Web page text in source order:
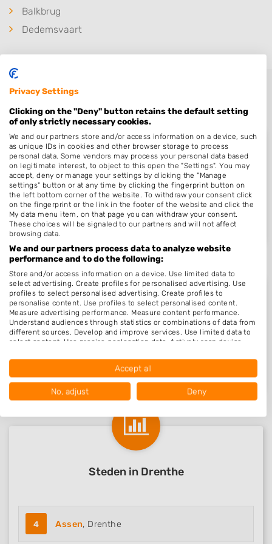
Balkbrug
Dedemsvaart
Nieuw in Zuidwolde
Nog geen statistieken beschikbaar.
Beoordelingen Zuidwolde
Nog geen statistieken beschikbaar.
Steden in Drenthe
4 Assen, Drenthe
Privacy Settings
Clicking on the "Deny" button retains the default setting
of only strictly necessary cookies.
We and our partners store and/or access information on a device, such
as unique IDs in cookies and other browser storage to process
personal data. Some vendors may process your personal data based
on legitimate interest, to object to this open the "Settings". You may
accept, deny or manage your settings by clicking the "Manage
settings" button or at any time by clicking the fingerprint button on
the left bottom corner of the website. To withdraw your consent click
on the fingerprint or the link in the footer of the website and click the
My data menu item, on that page you can withdraw your consent.
These choices will be signaled to our partners and will not affect
browsing data.
We and our partners process data to analyze website
performance and to do the following:
Store and/or access information on a device. Use limited data to
select advertising. Create profiles for personalised advertising. Use
profiles to select personalised advertising. Create profiles to
personalise content. Use profiles to select personalised content.
Measure advertising performance. Measure content performance.
Understand audiences through statistics or combinations of data from
different sources. Develop and improve services. Use limited data to
select content. Use precise geolocation data. Actively scan device
Data may be shared outside of the European Union and send to the
Your consent and the cookie policy applies solely to this website/app.
View Partner List (1017 IAB Vendors)
We use your data for the following purposes:
Store and/or access information on a device
Use limited data to select advertising
Use profiles to select personalised
advertising
Accept all
No, adjust Deny